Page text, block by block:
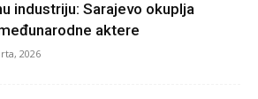
industriju: Sarajevo okuplja
aktere
2026